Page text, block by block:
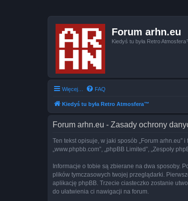
Forum arhn.eu
Kiedyś tu była Retro
Więcej… FAQ
Kiedyś tu była Retro Atmosfera™
Forum arhn.eu - Zasady ochrony
Ten tekst opisuje, w jaki sposób „Forum arhn.eu” i
„www.phpbb.com”, „phpBB Limited”, „Zespoły
Informacje o tobie są zbierane na dwa sposoby.
plików tymczasowych twojej przeglądarki.
aplikację phpBB. Trzecie ciasteczko zostanie
do ułatwienia ci nawigacji na forum.